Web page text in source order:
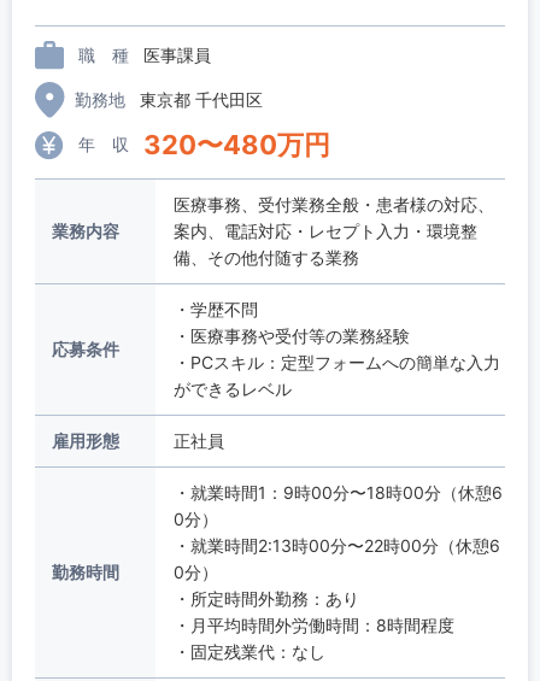
職 種 医事課員
勤務地 東京都 千代田区
年 収 320〜480万円
業務内容
医療事務、受付業務全般・患者様の対応、
案内、電話対応・レセプト入力・環境整
備、その他付随する業務
応募条件
・学歴不問
・医療事務や受付等の業務経験
・PCスキル：定型フォームへの簡単な入力
ができるレベル
雇用形態 正社員
勤務時間
・就業時間1：9時00分〜18時00分（休憩6
0分）
・就業時間2:13時00分〜22時00分（休憩6
0分）
・所定時間外勤務：あり
・月平均時間外労働時間：8時間程度
・固定残業代：なし